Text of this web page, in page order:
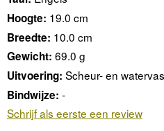
Hoogte: 19.0 cm
Breedte: 10.0 cm
Gewicht: 69.0 g
Uitvoering: Scheur- en
Bindwijze: -
Schrijf als eerste een review